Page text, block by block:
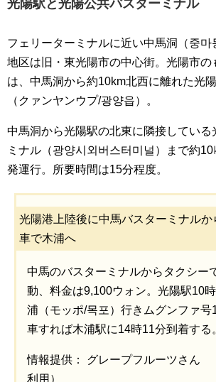
光陽駅と光陽公共バスターミナル
フェリーターミナルに近い中馬洞（중마
地区は旧・東光陽市の中心街。光陽市の
は、中馬洞から約10km北西に離れた光
（クァンヤンウプ/광양읍）。
中馬洞から光陽駅の北東に隣接している
ミナル（광양시외버스터미널）まで約
発運行。所要時間は15分程度。
光陽港上陸後に中馬バスターミナルか
車で木浦へ
中馬のバスターミナルからタクシー
動、料金は9,100ウォン。光陽駅10
浦（モッポ/목포）行きムグンファ号
車すれば木浦駅に14時11分到着する
情報提供： グレープフルーツさん
利用）